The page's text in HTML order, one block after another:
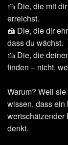
🍰 Die, die mit
erreichst.
🍰 Die, die dir
dass du wächst.
🍰 Die, die
finden – nicht,
Warum? Weil
wissen, dass
wertschätzender
denkt.